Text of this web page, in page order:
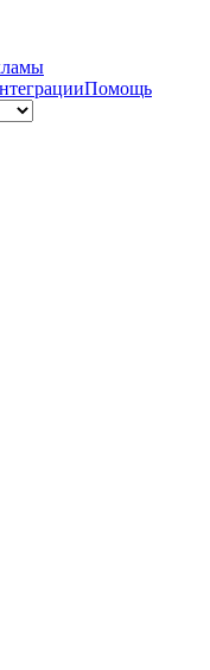
Помощь